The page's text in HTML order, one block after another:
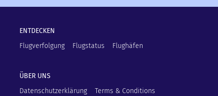
ENTDECKEN
Flugverfolgung
Flugstatus Flughäfen
ÜBER UNS
Datenschutzerklärung
Terms & Conditions